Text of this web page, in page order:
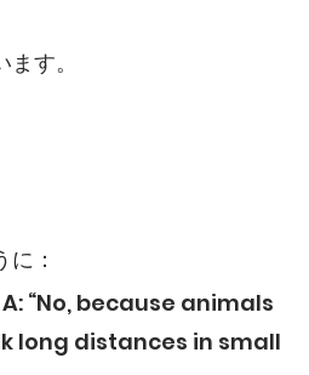
す。
：
“No, because animals
long distances in small